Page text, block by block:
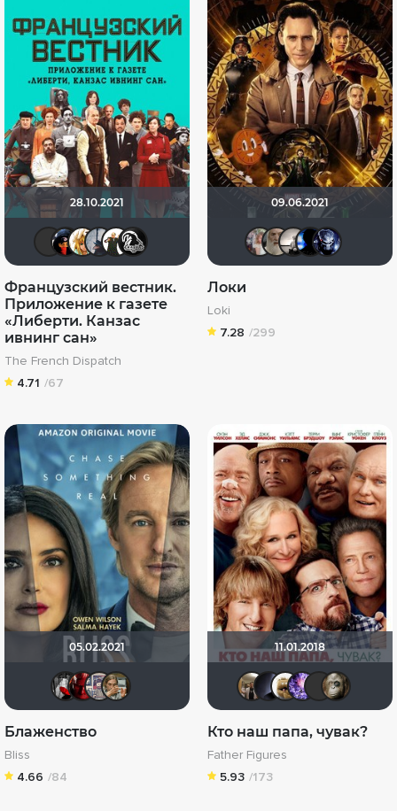
28.10.2021
kodziJester VGAgood
Французский вестник.
Приложение к газете
«Либерти. Канзас
ивнинг сан»
The French Dispatch
4.71 /67
09.06.2021
Локи
Loki
7.28 /299
05.02.2021
Миха Русский
Блаженство
Bliss
4.66 /84
11.01.2018
Vladimir
Кто наш папа, чувак?
Father Figures
5.93 /173